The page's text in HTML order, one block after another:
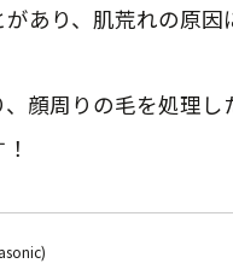
あり、肌荒れの原因
顔周りの毛を処理